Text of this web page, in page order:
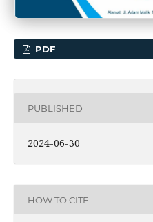
PDF
PUBLISHED
2024-06-30
HOW TO CITE